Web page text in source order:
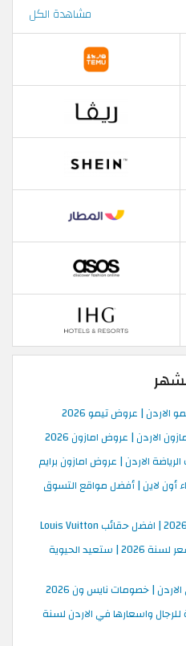
مشاهدة الكل
الاردن | عروض امازون 2026
الاردن | عروض امازون برايم
أون لاين | أفضل مواقع التسوق
أفضل منتجات اي هيرب للشعر لسنة 2026 | ستعيد الحيوية
| خصومات نايس ون 2026
واسعارها في الاردن لسنة